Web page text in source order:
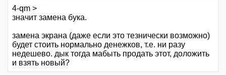
4-qm >
значит замена бука.
замена экрана (даже если это тезнически возможно)
будет стоить нормально денежков, т.е. ни разу
недешево. дык тогда мабыть продать этот, доложить
и взять новый?